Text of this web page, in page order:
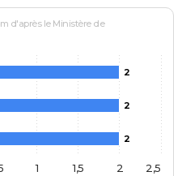
d'après le Ministère de
2
2
2
1 1,5 2 2,5